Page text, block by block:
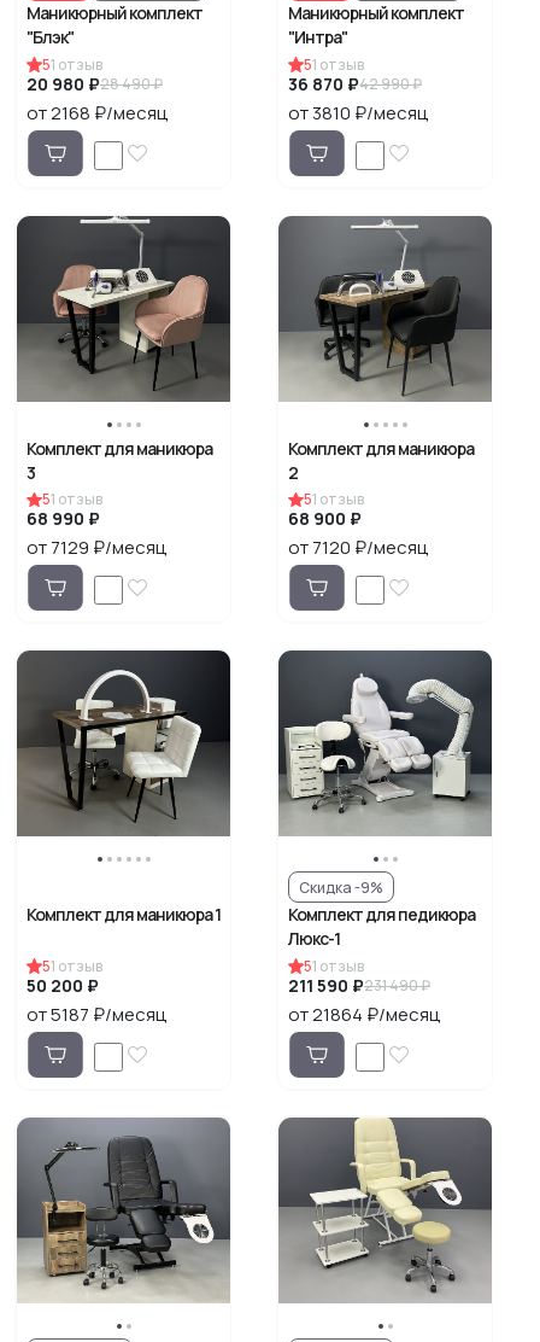
Маникюрный комплект
"Блэк"
51 отзыв
20 980 ₽28 490 ₽
от 2168 ₽/месяц
Маникюрный комплект
"Интра"
51 отзыв
36 870 ₽42 990 ₽
от 3810 ₽/месяц
Комплект для маникюра
3
51 отзыв
68 990 ₽
от 7129 ₽/месяц
Комплект для маникюра
2
51 отзыв
68 900 ₽
от 7120 ₽/месяц
Комплект для маникюра 1
51 отзыв
50 200 ₽
от 5187 ₽/месяц
Скидка -9%
Комплект для педикюра
Люкс-1
51 отзыв
211 590 ₽231 490 ₽
от 21864 ₽/месяц